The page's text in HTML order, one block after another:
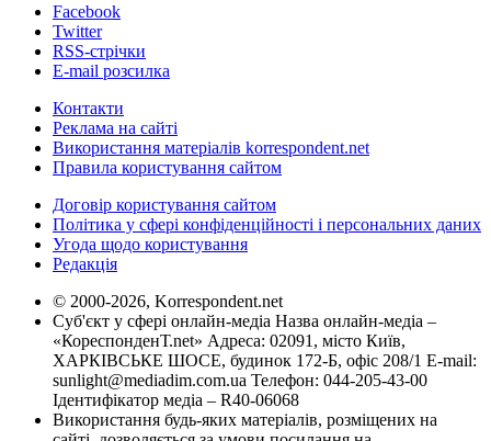
Facebook
Twitter
RSS-стрічки
E-mail розсилка
Контакти
Реклама на сайті
Використання матеріалів korrespondent.net
Правила користування сайтом
Договір користування сайтом
Політика у сфері конфіденційності і персональних даних
Угода щодо користування
Редакція
© 2000-2026, Korrespondent.net
Суб'єкт у сфері онлайн-медіа Назва онлайн-медіа –
«КореспонденТ.net» Адреса: 02091, місто Київ,
ХАРКІВСЬКЕ ШОСЕ, будинок 172-Б, офіс 208/1 E-mail:
sunlight@mediadim.com.ua Телефон: 044-205-43-00
Ідентифікатор медіа – R40-06068
Використання будь-яких матеріалів, розміщених на